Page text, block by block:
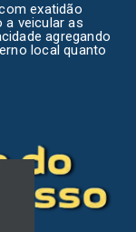
exatidão
a veicular as
agregando
local quanto